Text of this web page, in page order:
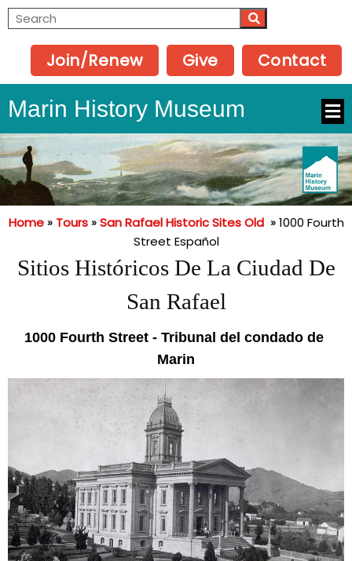
Join/Renew Give Contact
Marin History Museum
Home» Tours»San Rafael Historic Sites Old »1000 Fourth
Street Español
Sitios Históricos De La Ciudad De
San Rafael
1000 Fourth Street - Tribunal del condado de
Marin